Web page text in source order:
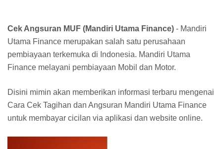
Cek Angsuran MUF (Mandiri Utama Finance) - Mandiri
Utama Finance merupakan salah satu perusahaan
pembiayaan terkemuka di Indonesia. Mandiri Utama
Finance melayani pembiayaan Mobil dan Motor.
Disini mimin akan memberikan informasi terbaru mengenai
Cara Cek Tagihan dan Angsuran Mandiri Utama Finance
untuk membayar cicilan via aplikasi dan website online.